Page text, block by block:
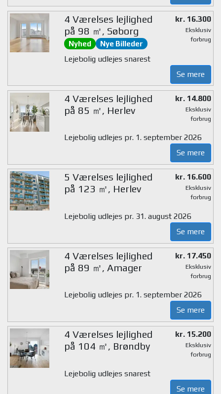
4 Værelses lejlighed
på 98 ㎡, Søborg
Nyhed Nye Billeder
kr. 16.300
Eksklusiv
forbrug
Lejebolig udlejes snarest
Se mere
4 Værelses lejlighed
på 85 ㎡, Herlev
kr. 14.800
Eksklusiv
forbrug
Lejebolig udlejes pr. 1. september 2026
Se mere
5 Værelses lejlighed
på 123 ㎡, Herlev
kr. 16.600
Eksklusiv
forbrug
Lejebolig udlejes pr. 31. august 2026
Se mere
4 Værelses lejlighed
på 89 ㎡, Amager
kr. 17.450
Eksklusiv
forbrug
Lejebolig udlejes pr. 1. september 2026
Se mere
4 Værelses lejlighed
på 104 ㎡, Brøndby
kr. 15.200
Eksklusiv
forbrug
Lejebolig udlejes snarest
Se mere